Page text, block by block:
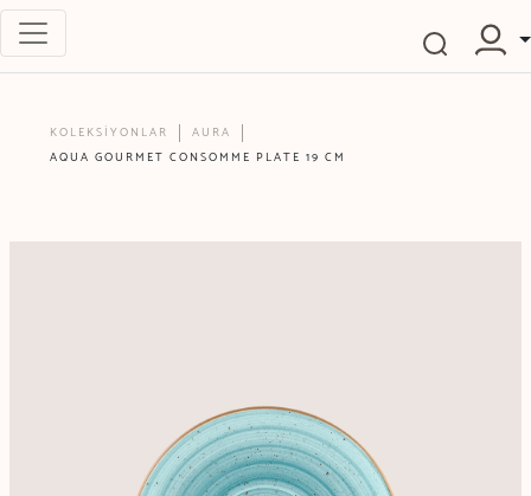
KOLEKSİYONLAR
AURA
AQUA GOURMET CONSOMME PLATE 19 CM